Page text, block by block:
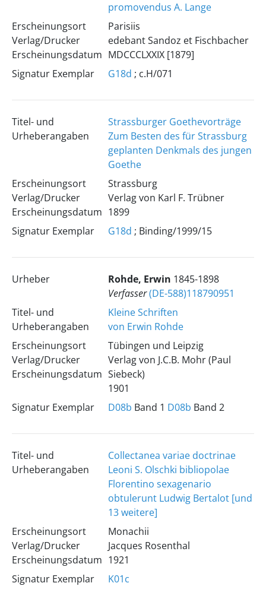
promovendus A. Lange
Erscheinungsort
Verlag/Drucker
Erscheinungsdatum
Parisiis
edebant Sandoz et Fischbacher
MDCCCLXXIX [1879]
Signatur Exemplar
G18d ; c.H/071
Titel- und
Urheberangaben
Strassburger Goethevorträge
Zum Besten des für Strassburg
geplanten Denkmals des jungen
Goethe
Erscheinungsort
Verlag/Drucker
Erscheinungsdatum
Strassburg
Verlag von Karl F. Trübner
1899
Signatur Exemplar
G18d ; Binding/1999/15
Urheber Rohde, Erwin 1845-1898
Verfasser(DE-588)118790951
Titel- und
Urheberangaben
Kleine Schriften
von Erwin Rohde
Erscheinungsort
Verlag/Drucker
Erscheinungsdatum
Tübingen und Leipzig
Verlag von J.C.B. Mohr (Paul
Siebeck)
1901
Signatur Exemplar
D08b Band 1 D08b Band 2
Titel- und
Urheberangaben
Collectanea variae doctrinae
Leoni S. Olschki bibliopolae
Florentino sexagenario
obtulerunt Ludwig Bertalot [und
13 weitere]
Erscheinungsort
Verlag/Drucker
Erscheinungsdatum
Monachii
Jacques Rosenthal
1921
Signatur Exemplar
K01c